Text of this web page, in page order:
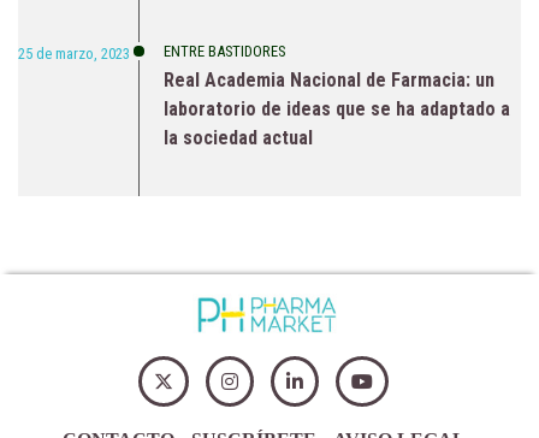
25 de marzo, 2023 ENTRE BASTIDORES
Real Academia Nacional de Farmacia: un
laboratorio de ideas que se ha adaptado a
la sociedad actual